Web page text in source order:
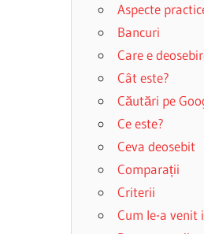
Aspecte
Bancuri
Care e
Cât este?
Căutări pe
Ce este?
Ceva deosebit
Comparații
Criterii
Cum le-a venit